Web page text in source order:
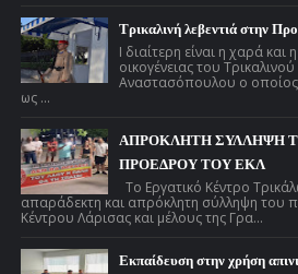
Τρικαλινή λεβεντιά στην
Ι διαίτερη είναι η χαρά
οικογένειας του
Αναστασόπουλου ο οποίος
ως ...
ΑΠΡΟΚΛΗΤΗ ΣΥΛΛΗΨΗ
ΠΡΟΕΔΡΟΥ ΤΟΥ ΕΚΛ
Το Εργατικό Κέντρο
απαράδεκτη και απρόκλητη σύλληψη του
Κέντρου Λάρισας και μέλους της Γρα...
Εκπαίδευση στην χρήση